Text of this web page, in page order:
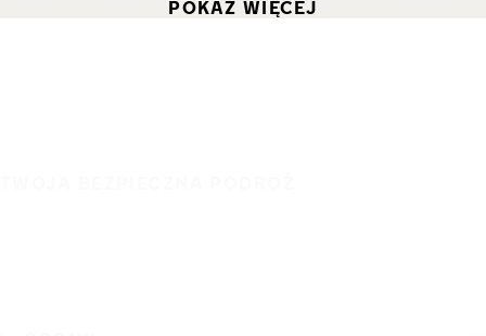
POKAŻ WIĘCEJ